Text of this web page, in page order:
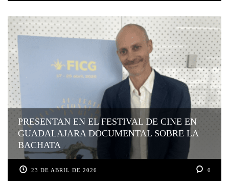
PRESENTAN EN EL FESTIVAL DE CINE EN
GUADALAJARA DOCUMENTAL SOBRE LA
BACHATA
23 DE ABRIL DE 2026 0